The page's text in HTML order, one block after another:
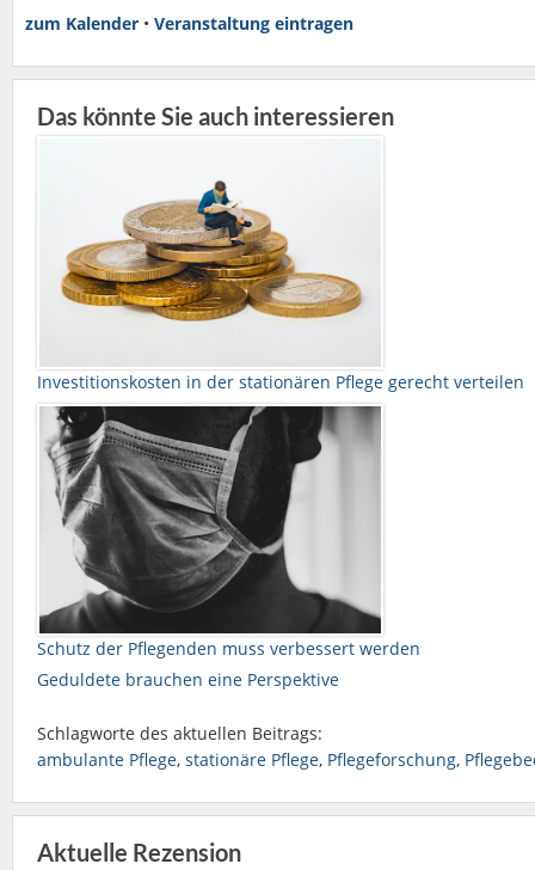
zum Kalender • Veranstaltung eintragen
Das könnte Sie auch interessieren
Investitionskosten in der stationären Pflege gerecht verteilen
Schutz der Pflegenden muss verbessert werden
Geduldete brauchen eine Perspektive
Schlagworte des aktuellen Beitrags:
ambulante Pflege, stationäre Pflege, Pflegeforschung,
Aktuelle Rezension